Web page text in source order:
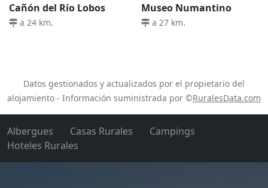
Cañón del Río Lobos
a 24 km.
Museo Numantino
a 27 km.
Datos gestionados y actualizados por el propietario del
alojamiento - Información suministrada por ©RuralesData.com
Albergues Casas Rurales
Campings
Hoteles Rurales